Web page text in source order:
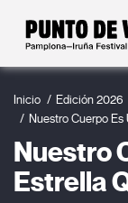
Inicio Edición 2026
Nuestro Cuerpo
Nuestro
Estrella